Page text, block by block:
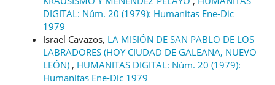
DIGITAL: Núm. 20 (1979): Humanitas Ene-Dic
1979
Israel Cavazos, LA MISIÓN DE SAN PABLO DE LOS
LABRADORES (HOY CIUDAD DE GALEANA, NUEVO
LEÓN) , HUMANITAS DIGITAL: Núm. 20 (1979):
Humanitas Ene-Dic 1979